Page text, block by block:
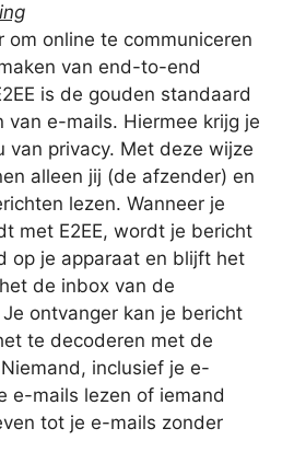
om online te communiceren
van end-to-end
is de gouden standaard
van e-mails. Hiermee krijg je
van privacy. Met deze wijze
alleen jij (de afzender) en
lezen. Wanneer je
met E2EE, wordt je bericht
op je apparaat en blijft het
de inbox van de
ontvanger kan je bericht
te decoderen met de
inclusief je e-
e-mails lezen of iemand
tot je e-mails zonder